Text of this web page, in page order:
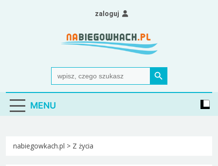
Nabiegowkach.pl
portal miłośników narciarstwa biegowego
Search
for:
Search Button
zaloguj
MENU
nabiegowkach.pl > Z życia